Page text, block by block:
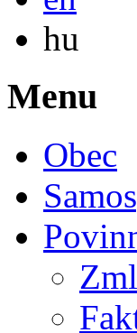
hu
Menu
Obec